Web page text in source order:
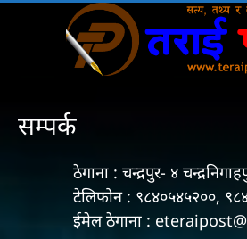
सम्पर्क
ठेगाना : चन्द्रपुर- ४
टेलिफोन : ९८४०५४५२००,
ईमेल ठेगाना :